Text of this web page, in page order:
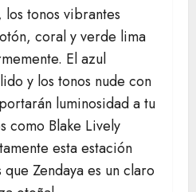
tonos vibrantes
coral y verde lima
El azul
y los tonos nude con
luminosidad a tu
como Blake Lively
esta estación
Zendaya es un claro